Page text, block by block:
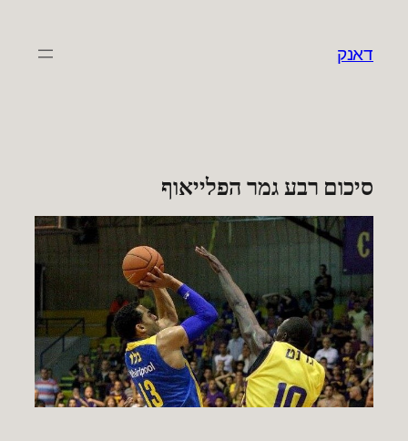
דאנק
סיכום רבע גמר הפלייאוף